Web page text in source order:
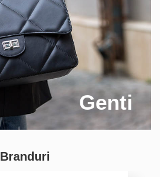
Genti
Branduri